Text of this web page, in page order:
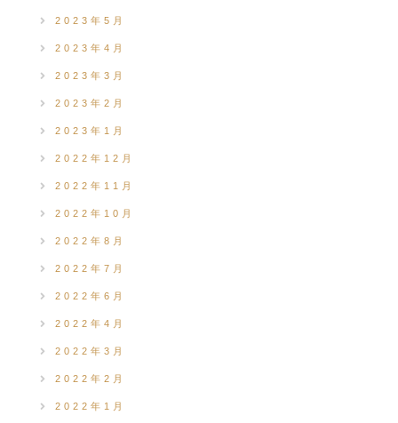
2023年5月
2023年4月
2023年3月
2023年2月
2023年1月
2022年12月
2022年11月
2022年10月
2022年8月
2022年7月
2022年6月
2022年4月
2022年3月
2022年2月
2022年1月